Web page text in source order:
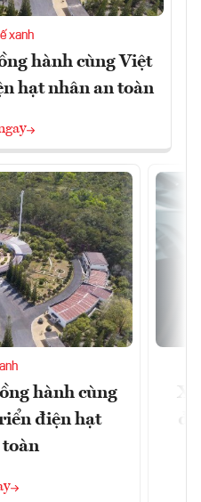
xanh
hành cùng Việt
hạt nhân an toàn
hành cùng
điện hạt
toàn